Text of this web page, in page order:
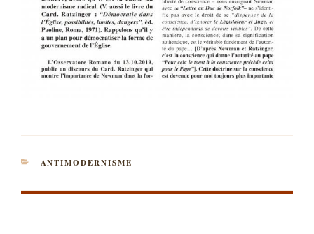
CATÉGORIES
ANTIMODERNISME